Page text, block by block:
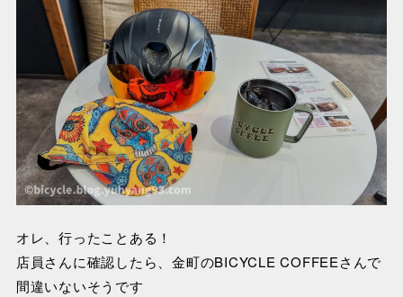
オレ、行ったことある！
店員さんに確認したら、金町のBICYCLE COFFEEさんで
間違いないそうです